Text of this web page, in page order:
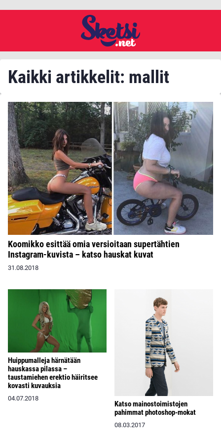
Kaikki artikkelit: mallit
Koomikko esittää omia versioitaan supertähtien
Instagram-kuvista – katso hauskat kuvat
31.08.2018
Huippumalleja härnätään
hauskassa pilassa –
taustamiehen erektio häiritsee
kovasti kuvauksia
04.07.2018
Katso mainostoimistojen
pahimmat photoshop-mokat
08.03.2017